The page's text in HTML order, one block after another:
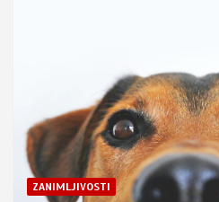
ZANIMLJIVOSTI